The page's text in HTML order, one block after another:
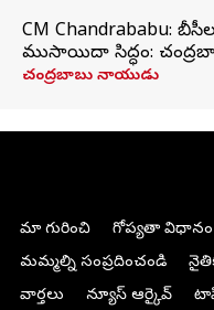
CM Chandrababu: బీసీల
ముసాయిదా సిద్ధం:
చంద్రబాబు నాయుడు
మా గురించి గోప్యతా విధానం
మమ్మల్ని సంప్రదించండి
వార్తలు
న్యూస్ ఆర్కైవ్